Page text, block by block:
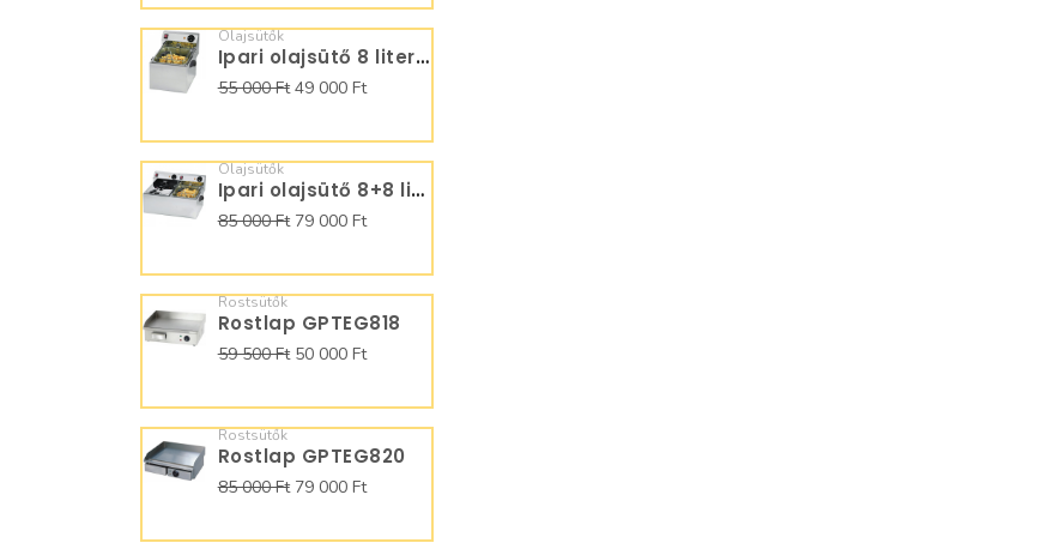
Olajsütők
Ipari olajsütő 8 literes
55 000 Ft49 000 Ft
Olajsütők
Ipari olajsütő 8+8 literes
85 000 Ft79 000 Ft
Rostsütők
Rostlap GPTEG818
59 500 Ft50 000 Ft
Rostsütők
Rostlap GPTEG820
85 000 Ft79 000 Ft